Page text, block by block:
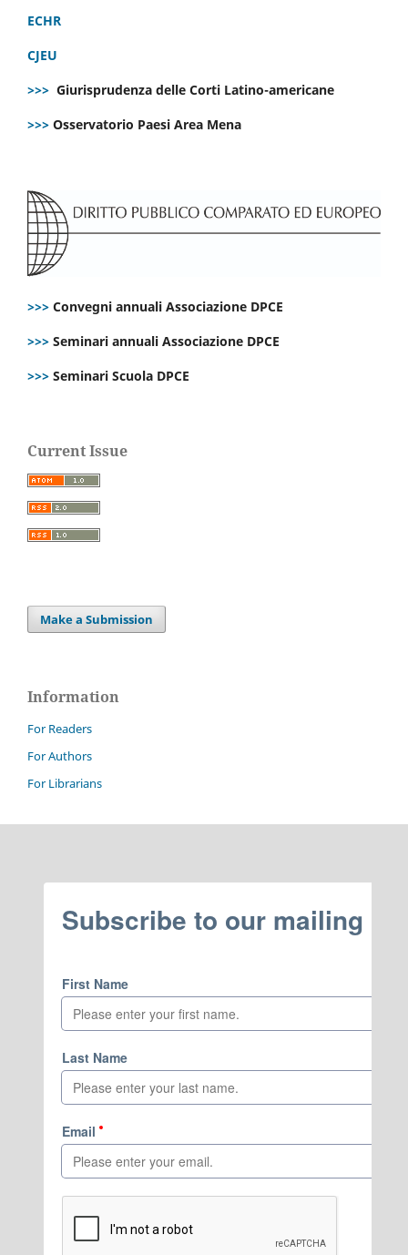
ECHR
CJEU
>>> Giurisprudenza delle Corti Latino-americane
>>> Osservatorio Paesi Area Mena
>>> Convegni annuali Associazione DPCE
>>> Seminari annuali Associazione DPCE
>>> Seminari Scuola DPCE
Current Issue
Make a Submission
Information
For Readers
For Authors
For Librarians